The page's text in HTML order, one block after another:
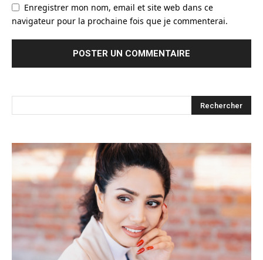
Enregistrer mon nom, email et site web dans ce
navigateur pour la prochaine fois que je commenterai.